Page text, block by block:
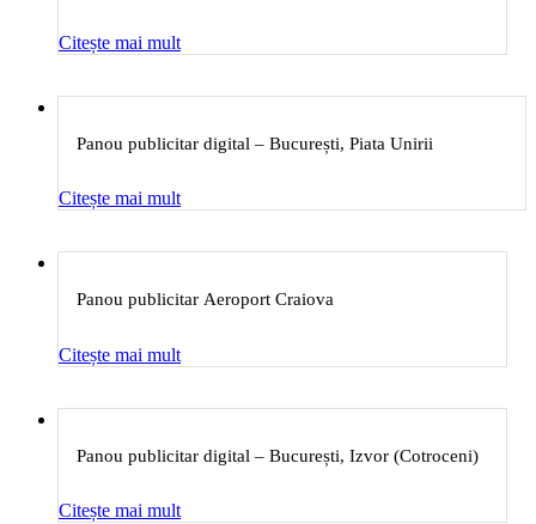
Citește mai mult
Panou publicitar digital – București, Piata Unirii
Citește mai mult
Panou publicitar Aeroport Craiova
Citește mai mult
Panou publicitar digital – București, Izvor (Cotroceni)
Citește mai mult